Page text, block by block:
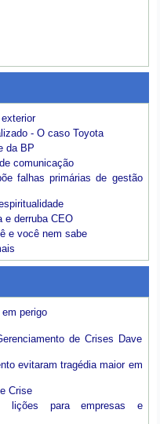
- O caso Toyota
da BP
comunicação
falhas primárias de gestão
e derruba CEO
e você nem sabe
perigo
de Crises Dave
evitaram tragédia maior em
Crise
lições para empresas e